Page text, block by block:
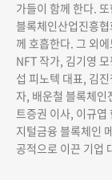
가들이 함께 한다.
블록체인산업진흥
께 호흡한다. 그 외
NFT 작가, 김기영
섭 피노텍 대표, 김
자, 배운철 블록체인
트증권 이사, 이규엽
지털금융 블록체인
공적으로 이끈 기업